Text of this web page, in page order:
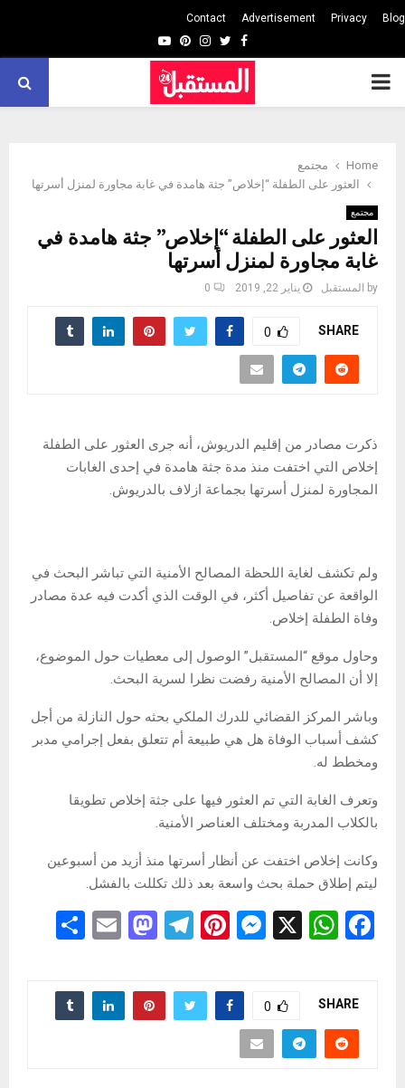
Blog
Privacy
Advertisement
Contact
Facebook
Twitter
Instagram
Pinterest
Youtube
PRIMARY
Home
مجتمع
العثور على الطفلة “إخلاص” جثة هامدة في غابة مجاورة لمنزل أسرتها
مجتمع
العثور على الطفلة “إخلاص” جثة هامدة في
غابة مجاورة لمنزل أسرتها
by المستقبل يناير 22, 2019 0
SHARE
0
ذكرت مصادر من إقليم الدريوش، أنه جرى العثور على الطفلة
إخلاص التي اختفت منذ مدة جثة هامدة في إحدى الغابات
المجاورة لمنزل أسرتها بجماعة ازلاف بالدريوش.
ولم تكشف لغاية اللحظة المصالح الأمنية التي تباشر البحث في
الواقعة عن تفاصيل أكثر، في الوقت الذي أكدت فيه عدة مصادر
وفاة الطفلة إخلاص.
وحاول موقع “المستقبل” الوصول إلى معطيات حول الموضوع،
إلا أن المصالح الأمنية رفضت نظرا لسرية البحث.
وباشر المركز القضائي للدرك الملكي بحثه حول النازلة من أجل
كشف أسباب الوفاة هل هي طبيعة أم تتعلق بفعل إجرامي مدبر
ومخطط له.
وتعرف الغابة التي تم العثور فيها على جثة إخلاص تطويقا
بالكلاب المدربة ومختلف العناصر الأمنية.
وكانت إخلاص اختفت عن أنظار أسرتها منذ أزيد من أسبوعين
ليتم إطلاق حملة بحث واسعة بعد ذلك تكللت بالفشل.
F
b
o
o
W
A
p
X
M
se
n
Pi
er
es
T
e
gr
M
st
o
E
ail
ar
e
SHARE
0